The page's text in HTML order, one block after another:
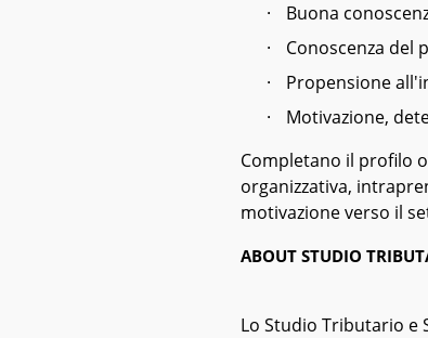
·
Buona
·
Conoscenza del
·
Propensione
·
Motivazione,
Completano il profilo
organizzativa,
motivazione verso il
ABOUT STUDIO
Lo Studio Tributario e